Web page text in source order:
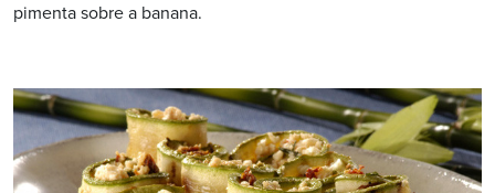
pimenta sobre a banana.